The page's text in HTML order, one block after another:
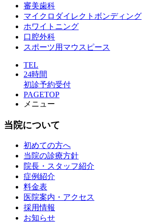
審美歯科
マイクロダイレクトボンディング
ホワイトニング
口腔外科
スポーツ用マウスピース
TEL
24時間
初診予約受付
PAGETOP
メニュー
当院について
初めての方へ
当院の診療方針
院長・スタッフ紹介
症例紹介
料金表
医院案内・アクセス
採用情報
お知らせ